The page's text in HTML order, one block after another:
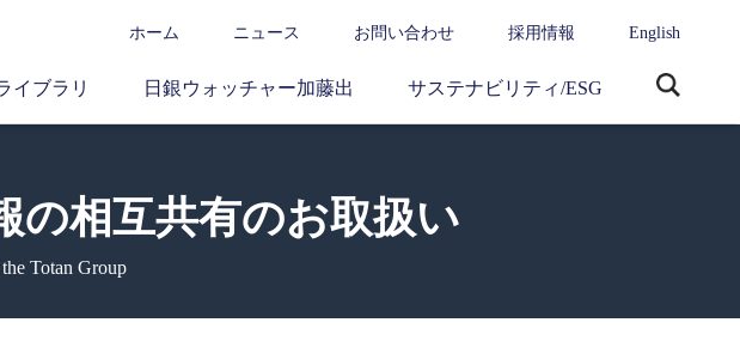
ホーム ニュース お問い合わせ 採用情報 English
イブラリ 日銀ウォッチャー加藤出 サステナビリティ/ESG
の相互共有のお取扱い
Totan Group